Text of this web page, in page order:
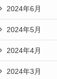
2024年6月
2024年5月
2024年4月
2024年3月